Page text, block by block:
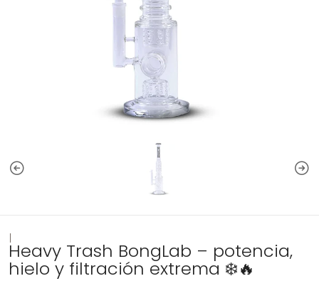
|
Heavy Trash BongLab – potencia,
hielo y filtración extrema ❄️🔥